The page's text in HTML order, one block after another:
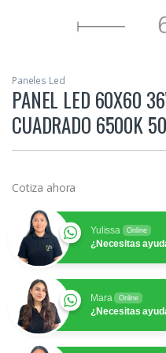
Paneles Led
PANEL LED 60X60
CUADRADO 6500K
Cotiza ahora
Yulissa Online
¿Necesitas
Mara Online
¿Necesitas